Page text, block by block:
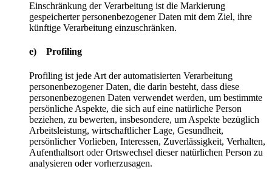
Einschränkung der Verarbeitung ist die Markierung
gespeicherter personenbezogener Daten mit dem Ziel, ihre
künftige Verarbeitung einzuschränken.
e) Profiling
Profiling ist jede Art der automatisierten Verarbeitung
personenbezogener Daten, die darin besteht, dass diese
personenbezogenen Daten verwendet werden, um bestimmte
persönliche Aspekte, die sich auf eine natürliche Person
beziehen, zu bewerten, insbesondere, um Aspekte bezüglich
Arbeitsleistung, wirtschaftlicher Lage, Gesundheit,
persönlicher Vorlieben, Interessen, Zuverlässigkeit, Verhalten,
Aufenthaltsort oder Ortswechsel dieser natürlichen Person zu
analysieren oder vorherzusagen.